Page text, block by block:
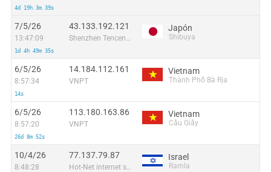
4d 19h 3m 39s
7/5/26
13:47:09
1d 4h 49m 35s
43.133.192.121
Shenzhen Tencent Computer Systems Company Limited
Japón
Shibuya
6/5/26
8:57:34
14s
14.184.112.161
VNPT
Vietnam
Thành Phố Bà Rịa
6/5/26
8:57:20
26d 8m 52s
113.180.163.86
VNPT
Vietnam
Cầu Giấy
10/4/26
8:48:28
77.137.79.87
Hot-Net internet services Ltd.
Israel
Ramla